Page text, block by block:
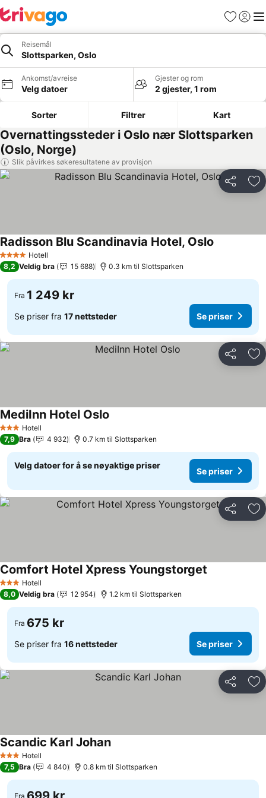
Favoritter
Logg
Reisemål
Slottsparken, Oslo
Ankomst/avreise
Velg datoer
Gjester og rom
2 gjester, 1 rom
Sorter Filtrer Kart
Overnattingssteder i Oslo nær Slottsparken
(Oslo, Norge)
Slik påvirkes søkeresultatene av provisjon
Del
4 StjernerHotell
Radisson Blu Scandinavia Hotel, Oslo
8,2 Veldig bra 15 688 0.3 km til Slottsparken
Fra 1 249 kr
Se priser fra 17 nettsteder Se priser
Del
3 StjernerHotell
MediInn Hotel Oslo
7,9 Bra 4 932 0.7 km til Slottsparken
Velg datoer for å se nøyaktige priser
Se priser
Del
3 StjernerHotell
Comfort Hotel Xpress Youngstorget
8,0 Veldig bra 12 954 1.2 km til Slottsparken
Fra 675 kr
Se priser fra 16 nettsteder Se priser
Del
3 StjernerHotell
Scandic Karl Johan
7,5 Bra 4 840 0.8 km til Slottsparken
Fra